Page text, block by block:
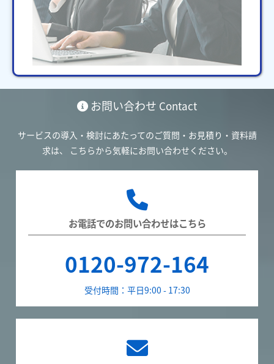
お問い合わせ Contact
サービスの導入・検討にあたってのご質問・お見積り・資料請
求は、
こちらから気軽にお問い合わせください。
お電話でのお問い合わせはこちら
0120-972-164
受付時間：平日9:00 - 17:30